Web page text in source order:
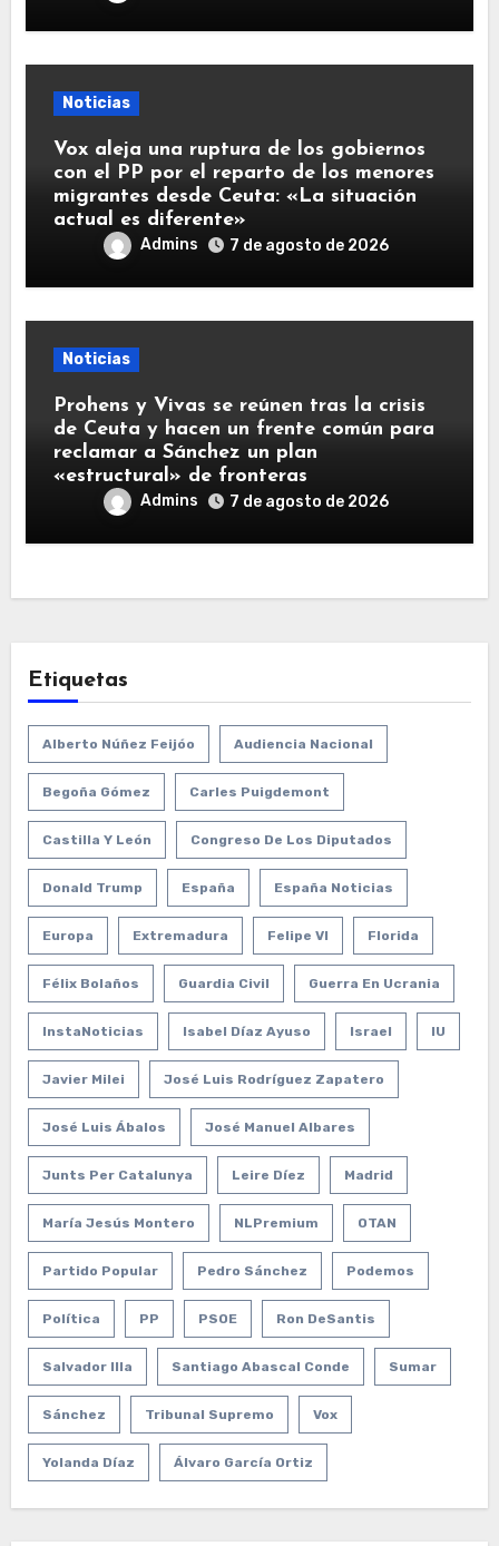
Noticias
Vox aleja una ruptura de los gobiernos
con el PP por el reparto de los menores
migrantes desde Ceuta: «La situación
actual es diferente»
Admins 7 de agosto de 2026
Noticias
Prohens y Vivas se reúnen tras la crisis
de Ceuta y hacen un frente común para
reclamar a Sánchez un plan
«estructural» de fronteras
Admins 7 de agosto de 2026
Etiquetas
Alberto Núñez Feijóo Audiencia Nacional
Begoña Gómez Carles Puigdemont
Castilla Y León Congreso De Los Diputados
Donald Trump España España Noticias
Europa Extremadura Felipe VI Florida
Félix Bolaños Guardia Civil Guerra En Ucrania
InstaNoticias Isabel Díaz Ayuso Israel IU
Javier Milei José Luis Rodríguez Zapatero
José Luis Ábalos José Manuel Albares
Junts Per Catalunya Leire Díez Madrid
María Jesús Montero NLPremium OTAN
Partido Popular Pedro Sánchez Podemos
Política PP PSOE Ron DeSantis
Salvador Illa Santiago Abascal Conde Sumar
Sánchez Tribunal Supremo Vox
Yolanda Díaz Álvaro García Ortiz